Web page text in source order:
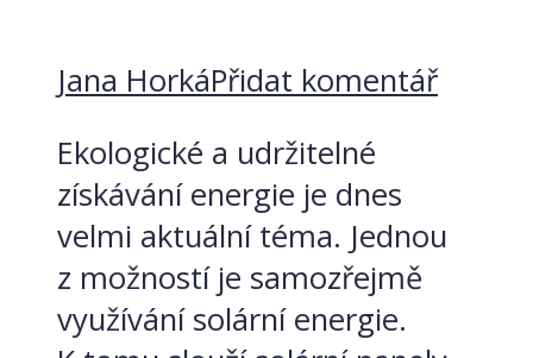
Jana HorkáPřidat komentář
Ekologické a udržitelné
získávání energie je dnes
velmi aktuální téma. Jednou
z možností je samozřejmě
využívání solární energie.